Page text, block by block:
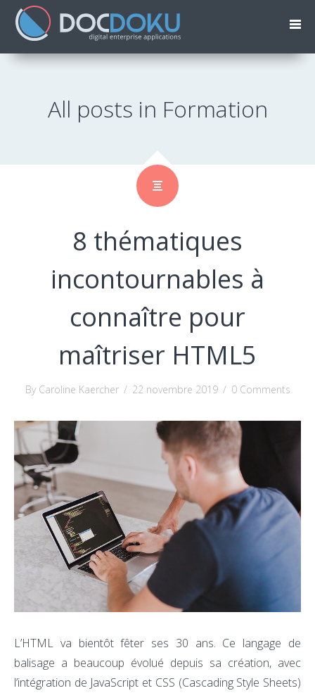
All posts in Formation
8 thématiques
incontournables à
connaître pour
maîtriser HTML5
By Caroline Kaercher / 22 novembre 2019 / 0 Comments
L’HTML va bientôt fêter ses 30 ans. Ce langage de
balisage a beaucoup évolué depuis sa création, avec
l’intégration de JavaScript et CSS (Cascading Style Sheets)